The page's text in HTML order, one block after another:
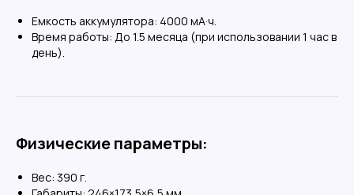
Емкость аккумулятора: 4000 мА·ч.
Время работы: До 1.5 месяца (при использовании 1 час в
день).
Физические параметры:
Вес: 390 г.
Доставка и оплата
Контакты
Каталог
Обзоры